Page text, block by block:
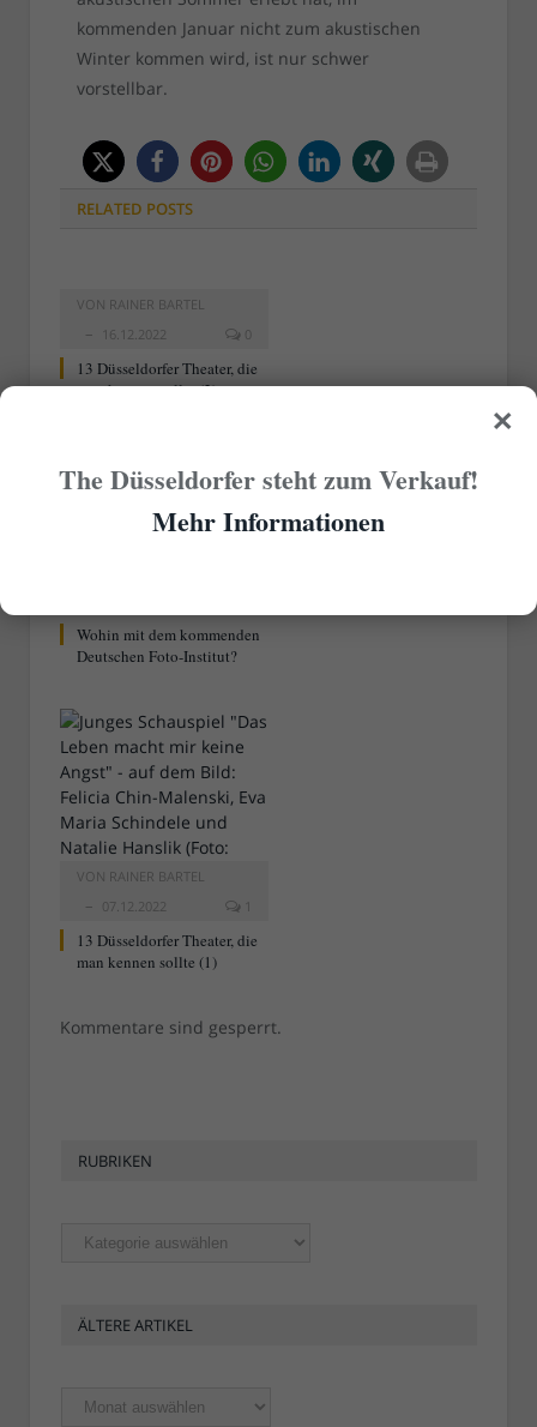
kommenden Januar nicht zum akustischen
Winter kommen wird, ist nur schwer
vorstellbar.
RELATED POSTS
VON RAINER BARTEL
16.12.2022
0
13 Düsseldorfer Theater, die
man kennen sollte (2)
Wohin mit dem kommenden
Deutschen Foto-Institut?
VON RAINER BARTEL
07.12.2022
1
13 Düsseldorfer Theater, die
man kennen sollte (1)
Kommentare sind gesperrt.
RUBRIKEN
Rubriken
ÄLTERE ARTIKEL
Ältere
Artikel
×
The Düsseldorfer steht zum Verkauf!
Mehr Informationen